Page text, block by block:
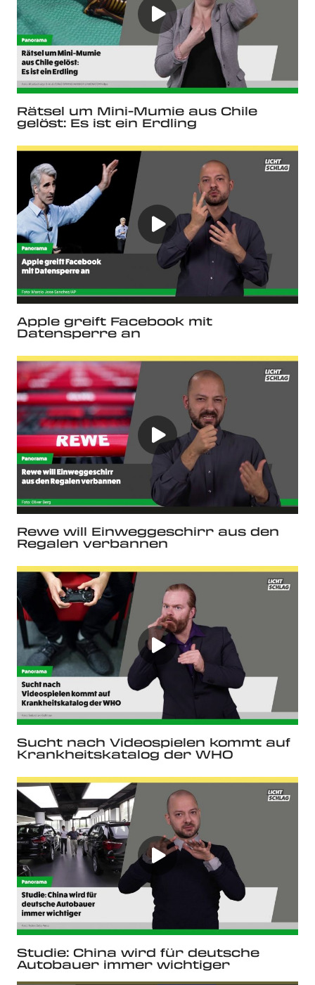
Rätsel um Mini-Mumie aus Chile
gelöst: Es ist ein Erdling
Apple greift Facebook mit
Datensperre an
Rewe will Einweggeschirr aus den
Regalen verbannen
Sucht nach Videospielen kommt auf
Krankheitskatalog der WHO
Studie: China wird für deutsche
Autobauer immer wichtiger